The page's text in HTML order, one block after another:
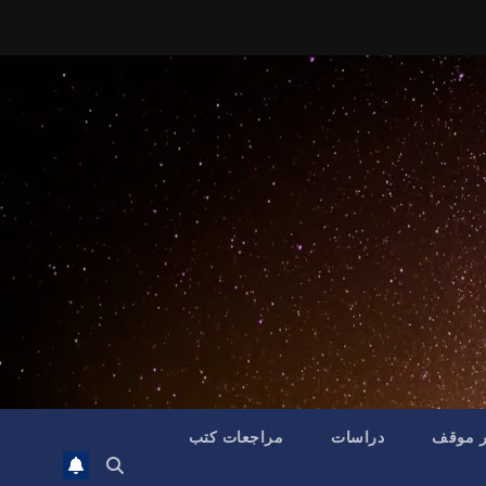
موقف دراسات مراجعات كتب